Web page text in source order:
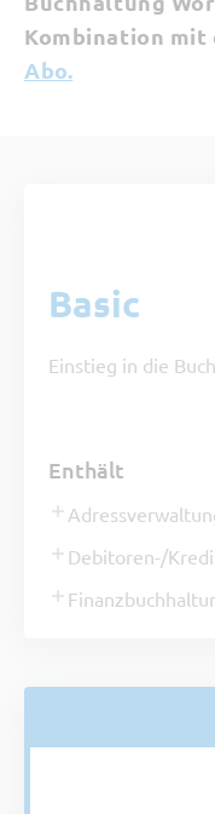
Kombination mit
Abo.
Basic
Einstieg in die
Enthält
Debitoren-/